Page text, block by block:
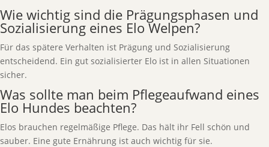
Wie wichtig sind die Prägungsphasen und
Sozialisierung eines Elo Welpen?
Für das spätere Verhalten ist Prägung und Sozialisierung
entscheidend. Ein gut sozialisierter Elo ist in allen Situationen
sicher.
Was sollte man beim Pflegeaufwand eines
Elo Hundes beachten?
Elos brauchen regelmäßige Pflege. Das hält ihr Fell schön und
sauber. Eine gute Ernährung ist auch wichtig für sie.